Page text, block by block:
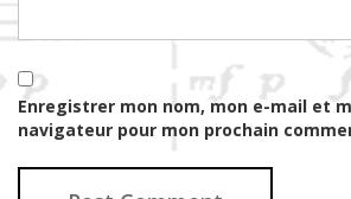
Enregistrer mon nom, mon e-mail et
navigateur pour mon prochain